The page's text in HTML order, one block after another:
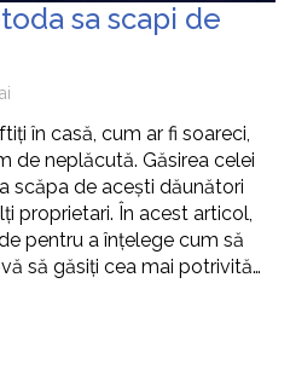
sa scapi de
în casă, cum ar fi soareci,
de neplăcută. Găsirea celei
scăpa de acești dăunători
proprietari. În acest articol,
pentru a înțelege cum să
să găsiți cea mai potrivită…